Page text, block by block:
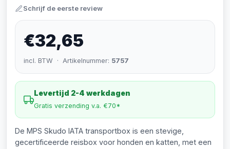
Schrijf de eerste review
€32,65
incl. BTW · Artikelnummer: 5757
Levertijd 2-4 werkdagen
Gratis verzending v.a. €70*
De MPS Skudo IATA transportbox is een stevige,
gecertificeerde reisbox voor honden en katten, met een